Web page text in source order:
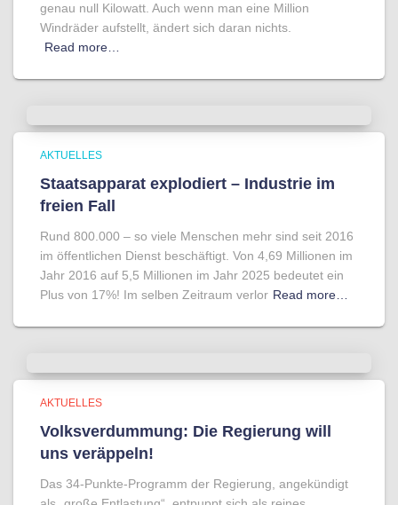
genau null Kilowatt. Auch wenn man eine Million
Windräder aufstellt, ändert sich daran nichts.
Read more…
AKTUELLES
Staatsapparat explodiert – Industrie im
freien Fall
Rund 800.000 – so viele Menschen mehr sind seit 2016
im öffentlichen Dienst beschäftigt. Von 4,69 Millionen im
Jahr 2016 auf 5,5 Millionen im Jahr 2025 bedeutet ein
Plus von 17%! Im selben Zeitraum verlor Read more…
AKTUELLES
Volksverdummung: Die Regierung will
uns veräppeln!
Das 34-Punkte-Programm der Regierung, angekündigt